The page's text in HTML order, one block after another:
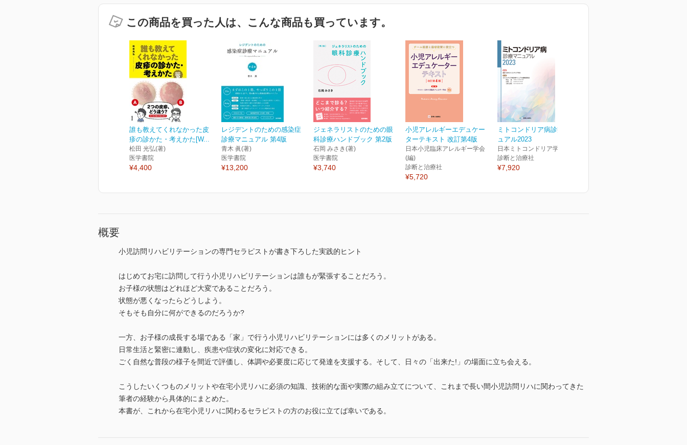
この商品を買った人は、こんな商品も買っています。
誰も教えてくれなかった皮
疹の診かた・考えかた[W...
松田 光弘(著)
医学書院
¥4,400
レジデントのための感染症
診療マニュアル 第4版
青木 眞(著)
医学書院
¥13,200
ジェネラリストのための眼
科診療ハンドブック 第2版
石岡 みさき(著)
医学書院
¥3,740
小児アレルギーエデュケー
ターテキスト 改訂第4版
日本小児臨床アレルギー学会
(編)
診断と治療社
¥5,720
ミトコンドリア病診療マニ
ュアル2023
日本ミトコンドリア学会(編)
診断と治療社
¥7,920
概要
小児訪問リハビリテーションの専門セラピストが書き下ろした実践的ヒント
はじめてお宅に訪問して行う小児リハビリテーションは誰もが緊張することだろう。
お子様の状態はどれほど大変であることだろう。
状態が悪くなったらどうしよう。
そもそも自分に何ができるのだろうか?
一方、お子様の成長する場である「家」で行う小児リハビリテーションには多くのメリットがある。
日常生活と緊密に連動し、疾患や症状の変化に対応できる。
ごく自然な普段の様子を間近で評価し、体調や必要度に応じて発達を支援する。そして、日々の「出来た!」の場面に立ち会える。
こうしたいくつものメリットや在宅小児リハに必須の知識、技術的な面や実際の組み立てについて、これまで長い間小児訪問リハに関わってきた
筆者の経験から具体的にまとめた。
本書が、これから在宅小児リハに関わるセラピストの方のお役に立てば幸いである。